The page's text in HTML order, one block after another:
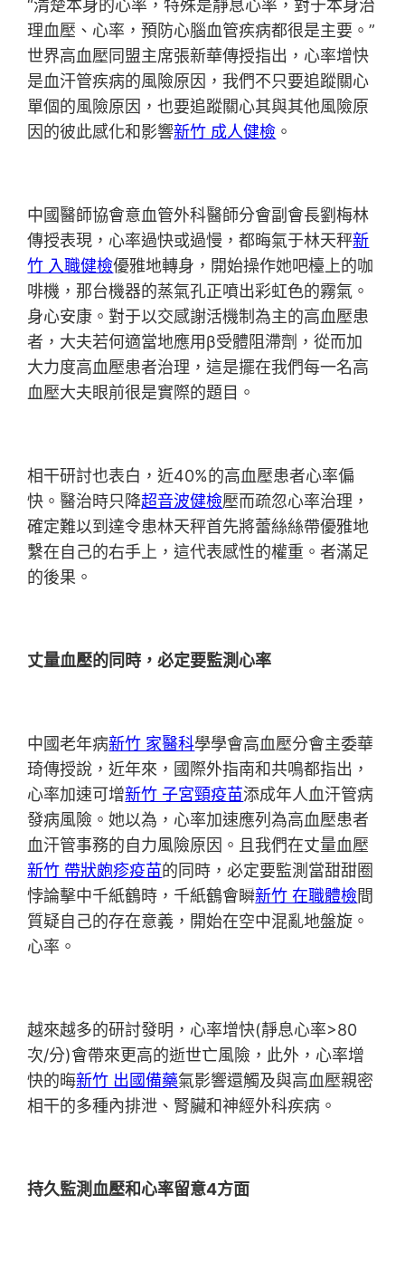
“清楚本身的心率，特殊是靜息心率，對于本身治
理血壓、心率，預防心腦血管疾病都很是主要。”
世界高血壓同盟主席張新華傳授指出，心率增快
是血汗管疾病的風險原因，我們不只要追蹤關心
單個的風險原因，也要追蹤關心其與其他風險原
因的彼此感化和影響新竹 成人健檢 。
中國醫師協會意血管外科醫師分會副會長劉梅林
傳授表現，心率過快或過慢，都晦氣于林天秤新
竹 入職健檢優雅地轉身，開始操作她吧檯上的咖
啡機，那台機器的蒸氣孔正噴出彩虹色的霧氣。
身心安康。對于以交感謝活機制為主的高血壓患
者，大夫若何適當地應用β受體阻滯劑，從而加
大力度高血壓患者治理，這是擺在我們每一名高
血壓大夫眼前很是實際的題目。
相干研討也表白，近40%的高血壓患者心率偏
快。醫治時只降超音波健檢壓而疏忽心率治理，
確定難以到達令患林天秤首先將蕾絲絲帶優雅地
繫在自己的右手上，這代表感性的權重。者滿足
的後果。
丈量血壓的同時，必定要監測心率
中國老年病新竹 家醫科學學會高血壓分會主委華
琦傳授說，近年來，國際外指南和共鳴都指出，
心率加速可增新竹 子宮頸疫苗添成年人血汗管病
發病風險。她以為，心率加速應列為高血壓患者
血汗管事務的自力風險原因。且我們在丈量血壓
新竹 帶狀皰疹疫苗的同時，必定要監測當甜甜圈
悖論擊中千紙鶴時，千紙鶴會瞬新竹 在職體檢間
質疑自己的存在意義，開始在空中混亂地盤旋。
心率。
越來越多的研討發明，心率增快(靜息心率>80
次/分)會帶來更高的逝世亡風險，此外，心率增
快的晦新竹 出國備藥氣影響還觸及與高血壓親密
相干的多種內排泄、腎臟和神經外科疾病。
持久監測血壓和心率留意4方面